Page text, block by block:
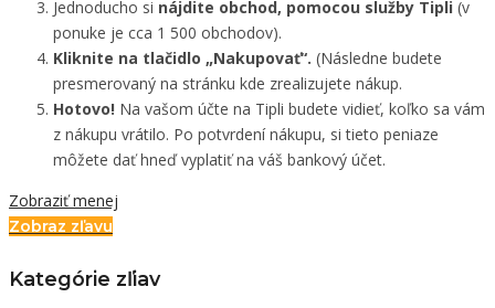
Jednoducho si nájdite obchod, pomocou služby Tipli (v
ponuke je cca 1 500 obchodov).
Kliknite na tlačidlo „Nakupovať“. (Následne budete
presmerovaný na stránku kde zrealizujete nákup.
Hotovo! Na vašom účte na Tipli budete vidieť, koľko sa vám
z nákupu vrátilo. Po potvrdení nákupu, si tieto peniaze
môžete dať hneď vyplatiť na váš bankový účet.
Zobraziť menej
Zobraz zľavu
Kategórie zľiav